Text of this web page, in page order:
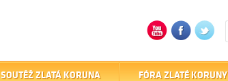
SOUTĚŽ ZLATÁ KORUNA FÓRA ZLATÉ KORUNY